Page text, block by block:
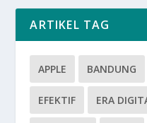
ARTIKEL TAG
APPLE BANDUNG
EFEKTIF ERA